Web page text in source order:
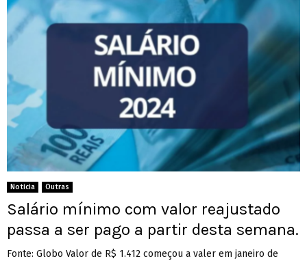
Noticia Outras
Salário mínimo com valor reajustado
passa a ser pago a partir desta semana.
Fonte: Globo Valor de R$ 1.412 começou a valer em janeiro de